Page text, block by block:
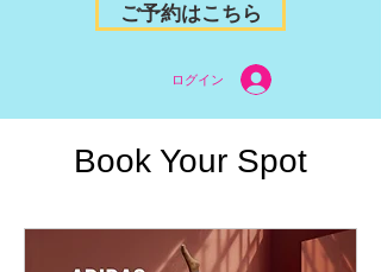
ログイン
ご予約はこちら
Book Your Spot